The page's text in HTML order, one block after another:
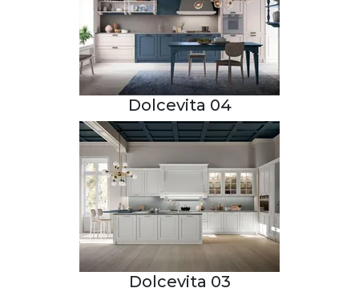
Dolcevita 04
Dolcevita 03